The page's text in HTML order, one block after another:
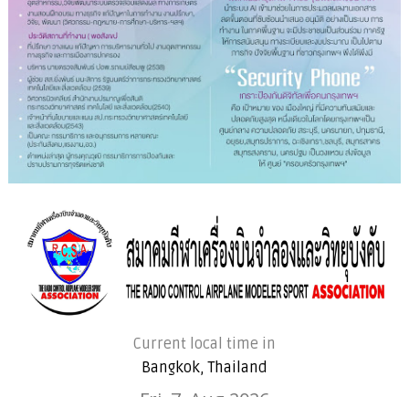
Current local time in
Bangkok, Thailand